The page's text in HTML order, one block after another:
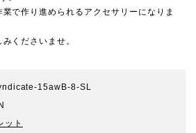
で作り進められるアクセサリーになりま
くださいませ。
15awB-8-SL
ット